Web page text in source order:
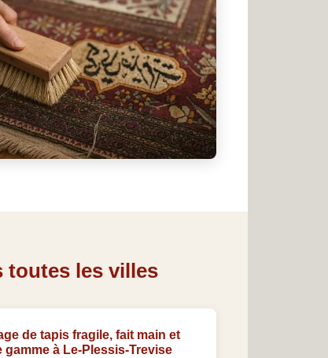
toutes les villes
de tapis fragile, fait main et
gamme à Le-Plessis-Trevise